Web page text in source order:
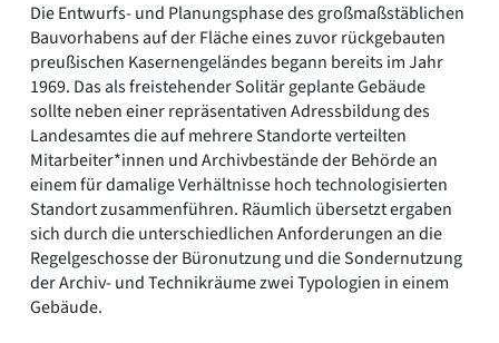
Die Entwurfs- und Planungsphase des großmaßstäblichen
Bauvorhabens auf der Fläche eines zuvor rückgebauten
preußischen Kasernengeländes begann bereits im Jahr
1969. Das als freistehender Solitär geplante Gebäude
sollte neben einer repräsentativen Adressbildung des
Landesamtes die auf mehrere Standorte verteilten
Mitarbeiter*innen und Archivbestände der Behörde an
einem für damalige Verhältnisse hoch technologisierten
Standort zusammenführen. Räumlich übersetzt ergaben
sich durch die unterschiedlichen Anforderungen an die
Regelgeschosse der Büronutzung und die Sondernutzung
der Archiv- und Technikräume zwei Typologien in einem
Gebäude.